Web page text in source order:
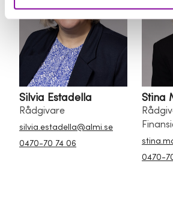
Silvia Estadella
Rådgivare
silvia.estadella@almi.se
0470-70 74 06
Stina
0470-